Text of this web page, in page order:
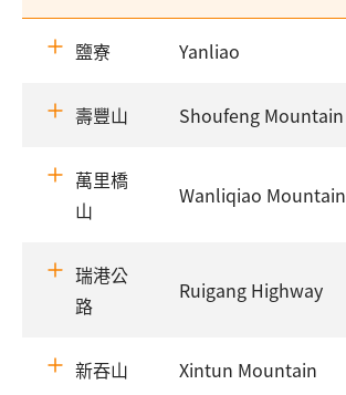
鹽寮 Yanliao
壽豐山 Shoufeng Mountain
萬里橋
山
Wanliqiao Mountain
瑞港公
路
Ruigang Highway
新吞山 Xintun Mountain